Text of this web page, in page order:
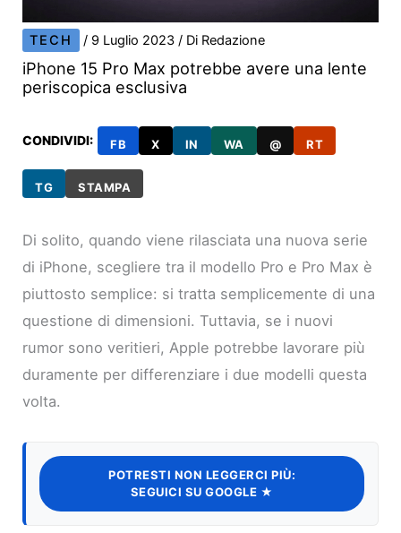
TECH / 9 Luglio 2023/ Di Redazione
iPhone 15 Pro Max potrebbe avere una lente
periscopica esclusiva
CONDIVIDI: FB X IN WA @ RT
TG STAMPA
Di solito, quando viene rilasciata una nuova serie
di iPhone, scegliere tra il modello Pro e Pro Max è
piuttosto semplice: si tratta semplicemente di una
questione di dimensioni. Tuttavia, se i nuovi
rumor sono veritieri, Apple potrebbe lavorare più
duramente per differenziare i due modelli questa
volta.
POTRESTI NON LEGGERCI PIÙ:
SEGUICI SU GOOGLE ★